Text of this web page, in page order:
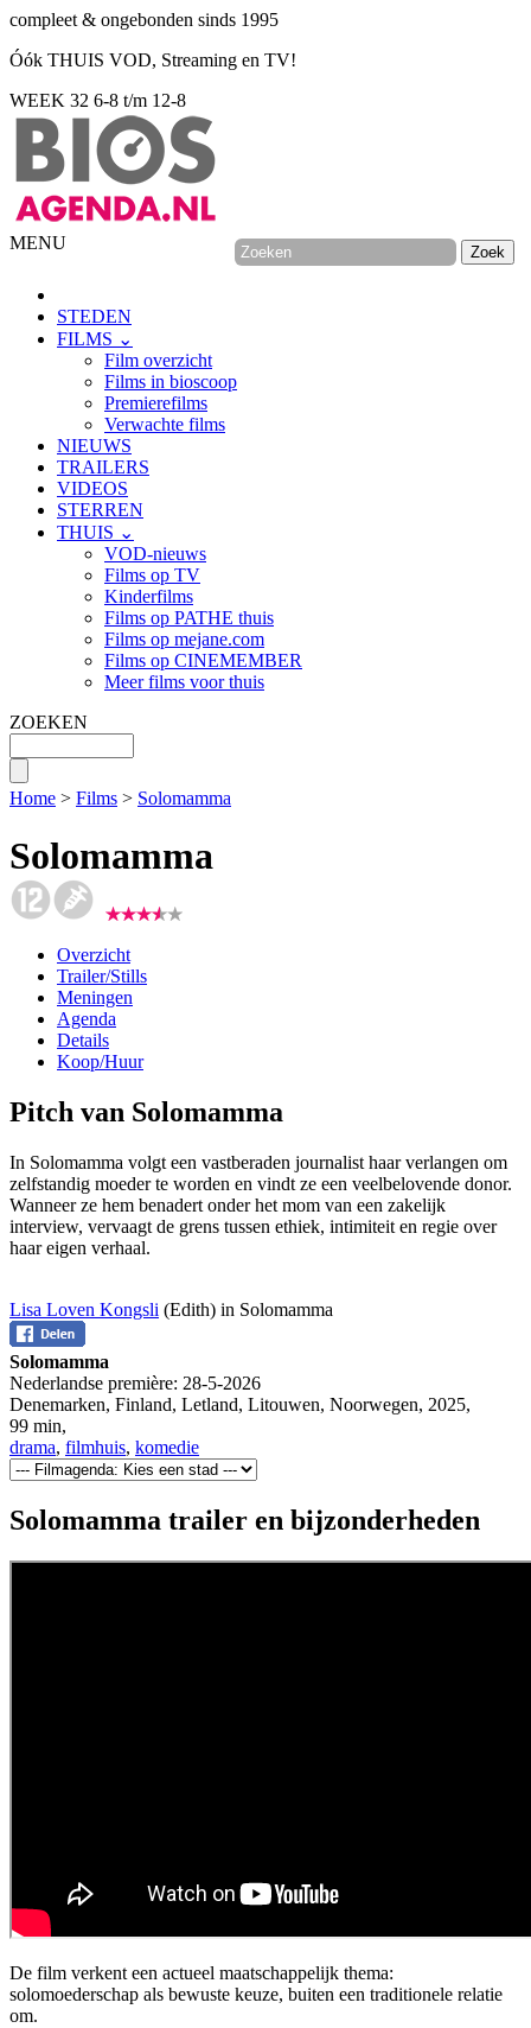
compleet & ongebonden sinds 1995
Óók THUIS VOD, Streaming en TV!
WEEK 32 6-8 t/m 12-8
MENU
STEDEN
FILMS ⌄
Film overzicht
Films in bioscoop
Premierefilms
Verwachte films
NIEUWS
TRAILERS
VIDEOS
STERREN
THUIS ⌄
VOD-nieuws
Films op TV
Kinderfilms
Films op PATHE thuis
Films op mejane.com
Films op CINEMEMBER
Meer films voor thuis
ZOEKEN
Home > Films > Solomamma
Solomamma
Overzicht
Trailer/Stills
Meningen
Agenda
Details
Koop/Huur
Pitch van Solomamma
In Solomamma volgt een vastberaden journalist haar verlangen om
zelfstandig moeder te worden en vindt ze een veelbelovende donor.
Wanneer ze hem benadert onder het mom van een zakelijk
interview, vervaagt de grens tussen ethiek, intimiteit en regie over
haar eigen verhaal.
Lisa Loven Kongsli (Edith) in Solomamma
Solomamma
Nederlandse première: 28-5-2026
Denemarken, Finland, Letland, Litouwen, Noorwegen, 2025,
99 min,
drama, filmhuis, komedie
Solomamma trailer en bijzonderheden
De film verkent een actueel maatschappelijk thema:
solomoederschap als bewuste keuze, buiten een traditionele relatie
om.